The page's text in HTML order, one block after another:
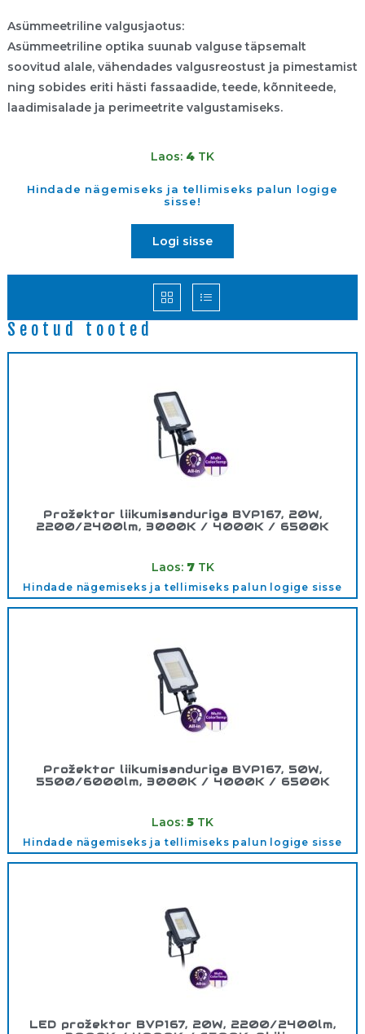
Asümmeetriline valgusjaotus:
Asümmeetriline optika suunab valguse täpsemalt
soovitud alale, vähendades valgusreostust ja pimestamist
ning sobides eriti hästi fassaadide, teede, kõnniteede,
laadimisalade ja perimeetrite valgustamiseks.
Laos: 4 TK
Hindade nägemiseks ja tellimiseks palun logige
sisse!
Logi sisse
Seotud tooted
Prožektor liikumisanduriga BVP167, 20W,
2200/2400lm, 3000K / 4000K / 6500K
Laos: 7TK
Hindade nägemiseks ja tellimiseks palun logige sisse
Prožektor liikumisanduriga BVP167, 50W,
5500/6000lm, 3000K / 4000K / 6500K
Laos: 5 TK
Hindade nägemiseks ja tellimiseks palun logige sisse
LED prožektor BVP167, 20W, 2200/2400lm,